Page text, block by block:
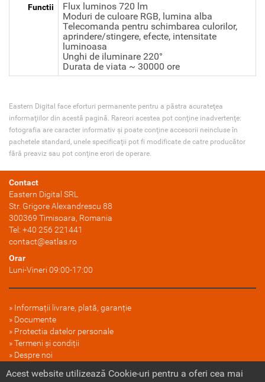
Functii
Flux luminos 720 lm
Moduri de culoare RGB, lumina alba
Telecomanda pentru schimbarea culorilor,
aprindere/stingere, efecte, intensitate
luminoasa
Unghi de iluminare 220°
Durata de viata ~ 30000 ore
Eastern Digital face eforturi permanente pentru a păstra acurateţea
informaţiilor din acestă pagină. Rareori acestea pot conţine inadvertenţe:
fotografia are caracter informativ şi poate conţine accesorii neincluse în
pachetele standard, unele specificaţii pot fi modificate de catre producător
fără preaviz sau pot conţine erori de operare.
Contact
Eastern Digital SRL
Str. Grigore Alexandrescu 88
300369 Timisoara, Romania
Tel: +40 256 221441
contact@eatlas.ro
Orar
Luni-Vineri 09:00-17:00
Informații livrare, plată, garanție
Documente
Protectia datelor personale
Termeni și condiții
Despre noi
Politica cookie
Acest website utilizează Cookie-uri pentru a oferi cea mai